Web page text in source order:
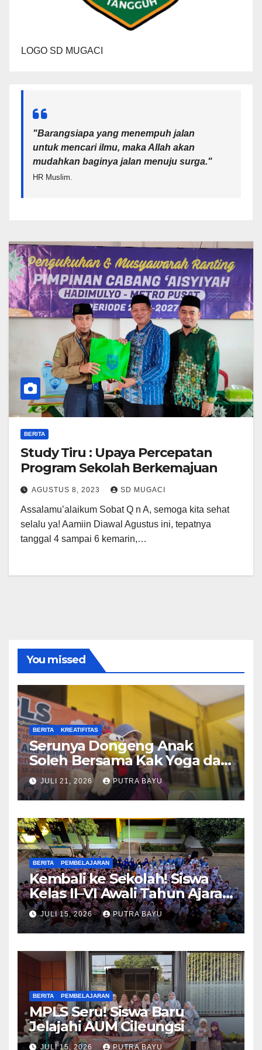
LOGO SD MUGACI
"Barangsiapa yang menempuh jalan
untuk mencari ilmu, maka Allah akan
mudahkan baginya jalan menuju surga."
HR Muslim.
BERITA
Study Tiru : Upaya Percepatan
Program Sekolah Berkemajuan
AGUSTUS 8, 2023 SD MUGACI
Assalamu’alaikum Sobat Q n A, semoga kita sehat
selalu ya! Aamiin Diawal Agustus ini, tepatnya
tanggal 4 sampai 6 kemarin,…
You missed
BERITA KREATIFITAS
Serunya Dongeng Anak
Soleh Bersama Kak Yoga dan
Piko
JULI 21, 2026 PUTRA BAYU
BERITA PEMBELAJARAN
Kembali ke Sekolah! Siswa
Kelas II–VI Awali Tahun Ajaran
Baru
JULI 15, 2026 PUTRA BAYU
BERITA PEMBELAJARAN
MPLS Seru! Siswa Baru
Jelajahi AUM Cileungsi
JULI 15, 2026 PUTRA BAYU